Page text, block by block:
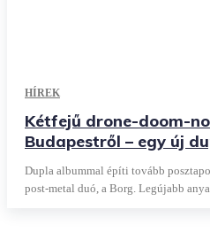
HÍREK
Kétfejű drone-doom-
Budapestről – egy új
Dupla albummal építi tovább
post-metal duó, a Borg. Legújabb